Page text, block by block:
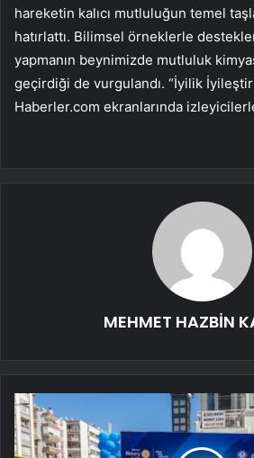
hareketin kalıcı mutluluğun temel
hatırlattı. Bilimsel örneklerle
yapmanın beynimizde mutluluk
geçirdiği de vurgulandı. “İyilik
Haberler.com ekranlarında
MEHMET HAZBİN